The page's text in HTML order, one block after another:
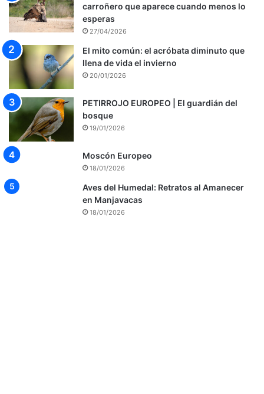
carroñero que aparece cuando menos lo
esperas
27/04/2026
El mito común: el acróbata diminuto que
llena de vida el invierno
20/01/2026
PETIRROJO EUROPEO | El guardián del
bosque
19/01/2026
Moscón Europeo
18/01/2026
Aves del Humedal: Retratos al Amanecer
en Manjavacas
18/01/2026